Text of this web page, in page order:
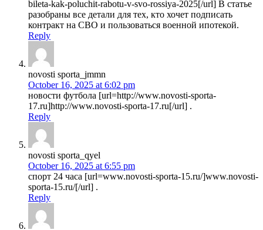
bileta-kak-poluchit-rabotu-v-svo-rossiya-2025[/url] В статье
разобраны все детали для тех, кто хочет подписать
контракт на СВО и пользоваться военной ипотекой.
Reply
novosti sporta_jmmn
October 16, 2025 at 6:02 pm
новости футбола [url=http://www.novosti-sporta-
17.ru]http://www.novosti-sporta-17.ru[/url] .
Reply
novosti sporta_qyel
October 16, 2025 at 6:55 pm
спорт 24 часа [url=www.novosti-sporta-15.ru/]www.novosti-
sporta-15.ru/[/url] .
Reply